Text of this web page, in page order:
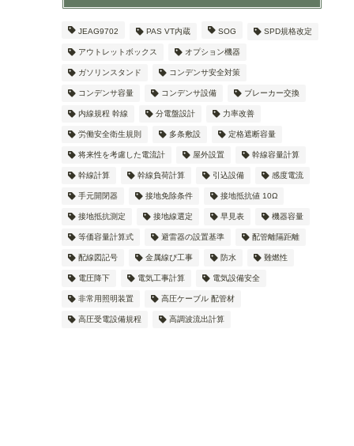
JEAG9702 PAS VT内蔵 SOG SPD規格改定
アウトレットボックス オプション機器
ガソリンスタンド コンデンサ安全対策
コンデンサ容量 コンデンサ設備 ブレーカー交換
内線規程 幹線 分電盤設計 力率改善
労働安全衛生規則 多条敷設 定格遮断容量
将来性を考慮した電流計 屋外設置 幹線容量計算
幹線計算 幹線負荷計算 引込設備 感度電流
手元開閉器 接地免除条件 接地抵抗値 10Ω
接地抵抗測定 接地線選定 早見表 機器容量
等価容量計算式 避雷器の設置基準 配管離隔距離
配線図記号 金属線ぴ工事 防水 難燃性
電圧降下 電気工事計算 電気設備安全
非常用照明装置 高圧ケーブル 配管材
高圧受電設備規程 高調波流出計算